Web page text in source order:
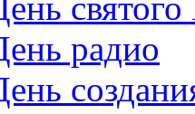
радио